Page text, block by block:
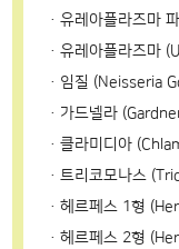
ㆍ유레아플라즈마
ㆍ유레아플라즈마
ㆍ임질 (Neisseria
ㆍ가드넬라
ㆍ클라미디아
ㆍ트리코모나스
ㆍ헤르페스 1형
ㆍ헤르페스 2형